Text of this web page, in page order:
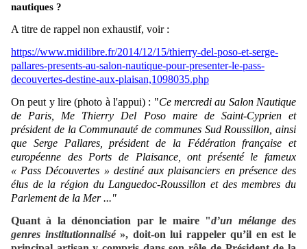
nautiques ?
A titre de rappel non exhaustif, voir :
https://www.midilibre.fr/2014/12/15/thierry-del-poso-et-serge-
pallares-presents-au-salon-nautique-pour-presenter-le-pass-
decouvertes-destine-aux-plaisan,1098035.php
On peut y lire (photo à l'appui) : "Ce mercredi au Salon Nautique
de Paris, Me Thierry Del Poso maire de Saint-Cyprien et
président de la Communauté de communes Sud Roussillon, ainsi
que Serge Pallares, président de la Fédération française et
européenne des Ports de Plaisance, ont présenté le fameux
« Pass Découvertes » destiné aux plaisanciers en présence des
élus de la région du Languedoc-Roussillon et des membres du
Parlement de la Mer ..."
Quant à la dénonciation par le maire "d’un mélange des
genres institutionnalisé», doit-on lui rappeler qu’il en est le